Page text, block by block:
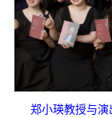
郑小瑛教授与演